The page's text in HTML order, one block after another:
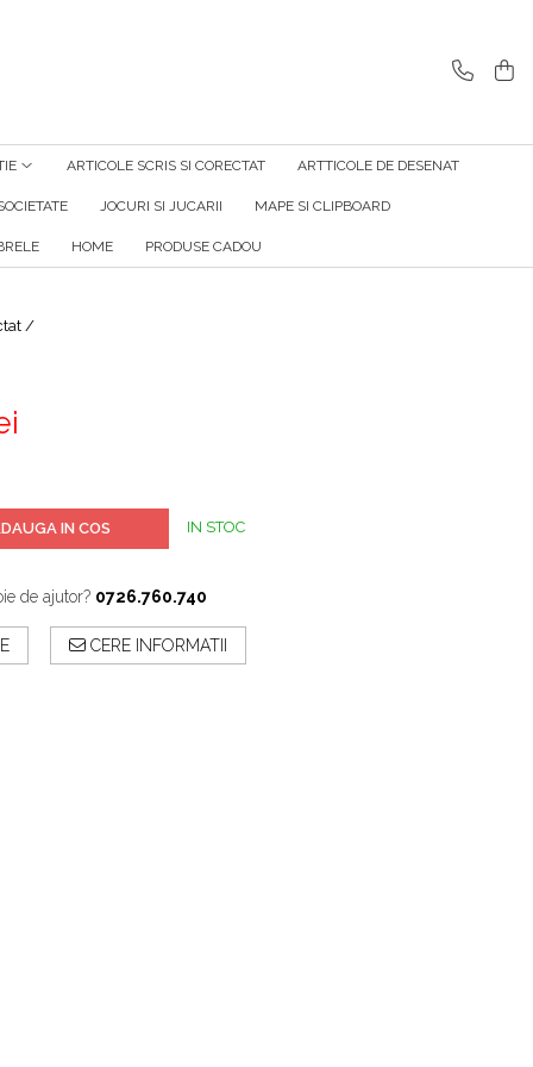
ARTICOLE SCRIS SI CORECTAT ARTTICOLE DE DESENAT
JOCURI SI JUCARII MAPE SI CLIPBOARD
HOME PRODUSE CADOU
/
IN COS IN STOC
de ajutor? 0726.760.740
CERE INFORMATII